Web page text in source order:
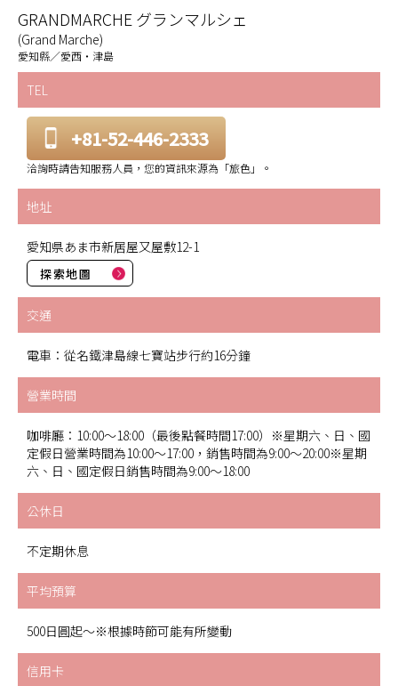
GRANDMARCHE グランマルシェ
(Grand Marche)
愛知縣／愛西・津島
TEL
+81-52-446-2333
洽詢時請告知服務人員，您的資訊來源為「旅色」。
地址
愛知県あま市新居屋又屋敷12-1
探索地圖
交通
電車：從名鐵津島線七寶站步行約16分鐘
營業時間
咖啡廳：10:00～18:00（最後點餐時間17:00）※星期六、日、國
定假日營業時間為10:00～17:00，銷售時間為9:00～20:00※星期
六、日、國定假日銷售時間為9:00～18:00
公休日
不定期休息
平均預算
500日圓起～※根據時節可能有所變動
信用卡